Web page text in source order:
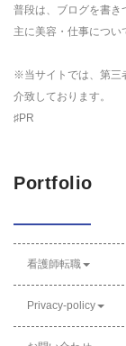
普段は、ブログを書き
主に美容・仕事につい
※当サイトでは、第三
介致しております。
♯PR
Portfolio
看護師転職
Privacy-policy